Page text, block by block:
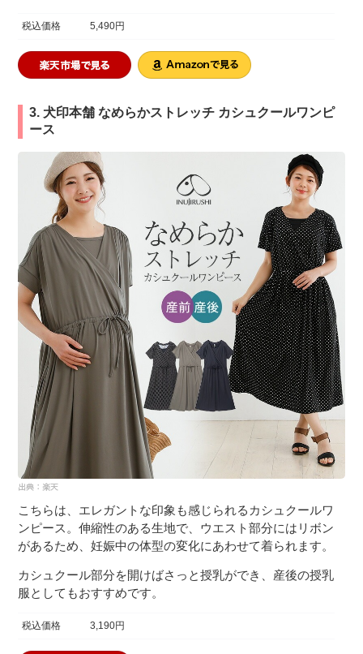
税込価格 5,490円
3. 犬印本舗 なめらかストレッチ カシュクールワンピ
ース
こちらは、エレガントな印象も感じられるカシュクールワ
ンピース。伸縮性のある生地で、ウエスト部分にはリボン
があるため、妊娠中の体型の変化にあわせて着られます。
カシュクール部分を開けばさっと授乳ができ、産後の授乳
服としてもおすすめです。
税込価格 3,190円